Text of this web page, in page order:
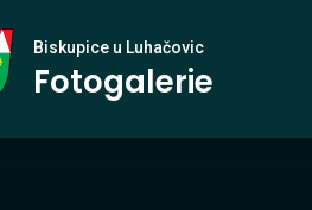
Biskupice
u Luhačovic
Biskupice u Luhačovic
Fotogalerie